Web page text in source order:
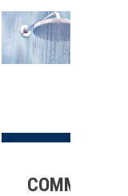
COMMENT